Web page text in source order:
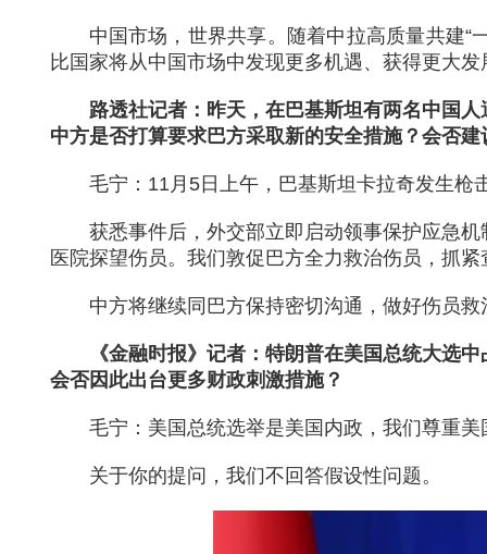
中国市场，世界共享。随着中拉高质量共建“
比国家将从中国市场中发现更多机遇、获得更大发
路透社记者：昨天，在巴基斯坦有两名中国
中方是否打算要求巴方采取新的安全措施？会否
毛宁：11月5日上午，巴基斯坦卡拉奇发生枪
获悉事件后，外交部立即启动领事保护应急
医院探望伤员。我们敦促巴方全力救治伤员，抓
中方将继续同巴方保持密切沟通，做好伤员
《金融时报》记者：特朗普在美国总统大选
会否因此出台更多财政刺激措施？
毛宁：美国总统选举是美国内政，我们尊重美
关于你的提问，我们不回答假设性问题。